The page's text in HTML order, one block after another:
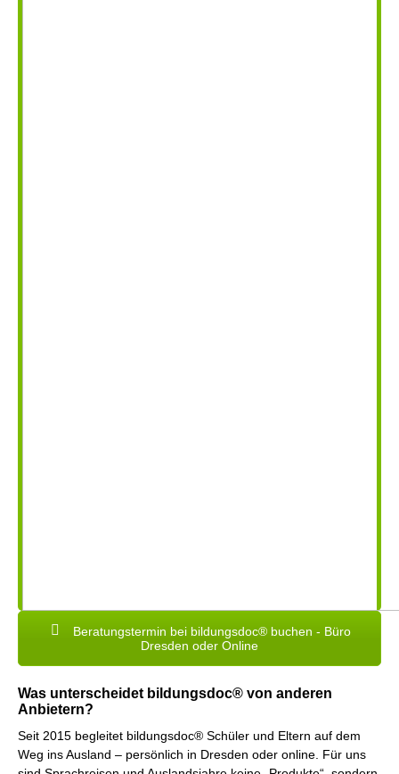
Beratungstermin bei bildungsdoc® buchen - Büro
Dresden oder Online
Was unterscheidet bildungsdoc® von anderen
Anbietern?
Seit 2015 begleitet bildungsdoc® Schüler und Eltern auf dem
Weg ins Ausland – persönlich in Dresden oder online. Für uns